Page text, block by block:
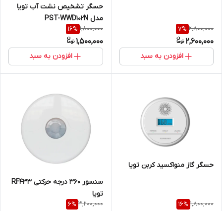
2,800,000
7%
2,600,000
افزودن به سبد
حسگر تشخیص نشت آب تویا
مدل PST-WWD102N
1,800,000
16%
1,500,000
افزودن به سبد
حسگر گاز منواکسید کربن تویا
1,800,000
16%
سنسور 360 درجه حرکتی RF433
تویا
3,200,000
6%